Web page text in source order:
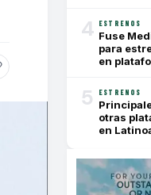
4 ESTRENOS
Fuse
para
en
5 ESTRENOS
otras
en